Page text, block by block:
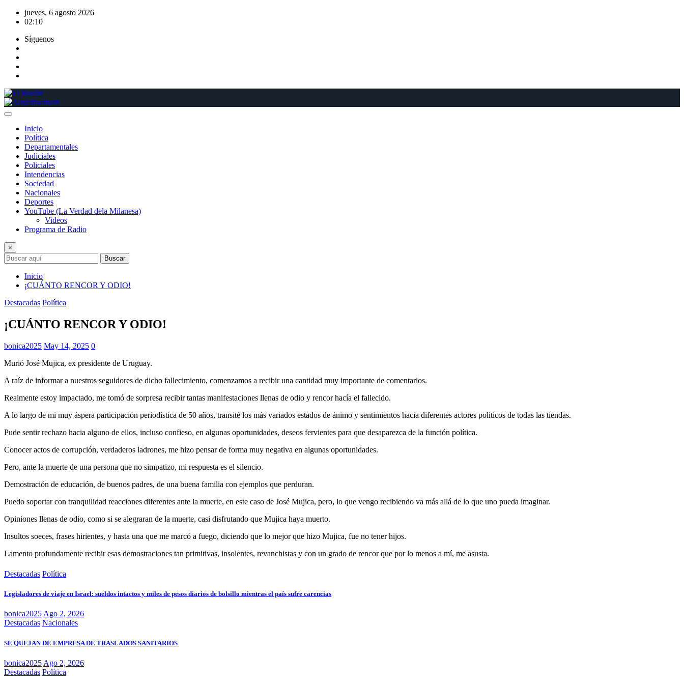
Saltar
jueves, 6 agosto 2026
02:10
Síguenos
Inicio
Política
Departamentales
Judiciales
Policiales
Intendencias
Sociedad
Nacionales
Deportes
YouTube (La Verdad dela Milanesa)
Videos
Programa de Radio
×
Buscar
Inicio
¡CUÁNTO RENCOR Y ODIO!
Destacadas Política
¡CUÁNTO RENCOR Y ODIO!
bonica2025 May 14, 2025 0
Murió José Mujica, ex presidente de Uruguay.
A raíz de informar a nuestros seguidores de dicho fallecimiento, comenzamos a recibir una cantidad muy importante de comentarios.
Realmente estoy impactado, me tomó de sorpresa recibir tantas manifestaciones llenas de odio y rencor hacía el fallecido.
A lo largo de mi muy áspera participación periodística de 50 años, transité los más variados estados de ánimo y sentimientos hacia diferentes actores políticos de todas las tiendas.
Pude sentir rechazo hacia alguno de ellos, incluso confieso, en algunas oportunidades, deseos fervientes para que desaparezca de la función política.
Conocer actos de corrupción, verdaderos ladrones, me hizo pensar de forma muy negativa en algunas oportunidades.
Pero, ante la muerte de una persona que no simpatizo, mi respuesta es el silencio.
Demostración de educación, de buenos padres, de una buena familia con ejemplos que perduran.
Puedo soportar con tranquilidad reacciones diferentes ante la muerte, en este caso de José Mujica, pero, lo que vengo recibiendo va más allá de lo que uno pueda imaginar.
Opiniones llenas de odio, como si se alegraran de la muerte, casi disfrutando que Mujica haya muerto.
Insultos soeces, frases hirientes, y hasta una que me marcó a fuego, diciendo que lo mejor que hizo Mujica, fue no tener hijos.
Lamento profundamente recibir esas demostraciones tan primitivas, insolentes, revanchistas y con un grado de rencor que por lo menos a mí, me asusta.
Destacadas Política
Legisladores de viaje en Israel: sueldos intactos y miles de pesos diarios de bolsillo mientras el país sufre carencias
bonica2025 Ago 2, 2026
Destacadas Nacionales
SE QUEJAN DE EMPRESA DE TRASLADOS SANITARIOS
bonica2025 Ago 2, 2026
Destacadas Política